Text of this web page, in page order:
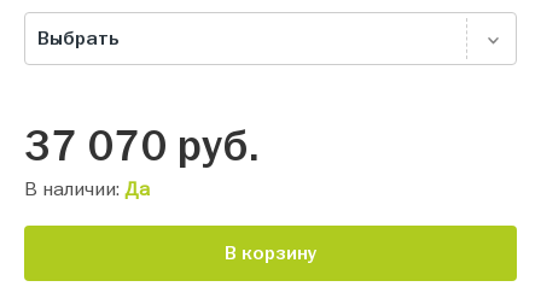
Выбрать
37 070 руб.
В наличии: Да
В корзину